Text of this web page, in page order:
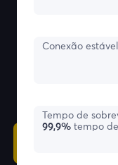
Conexão
Tempo de
99,9%tempo